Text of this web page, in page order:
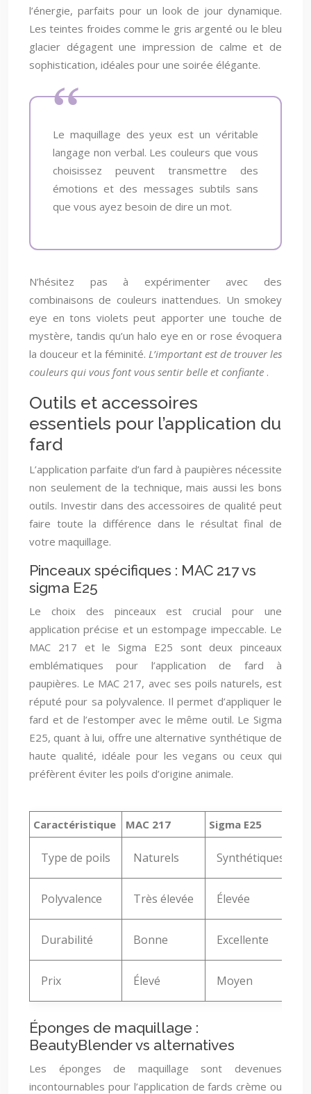
l’énergie, parfaits pour un look de jour dynamique.
Les teintes froides comme le gris argenté ou le bleu
glacier dégagent une impression de calme et de
sophistication, idéales pour une soirée élégante.
Le maquillage des yeux est un véritable
langage non verbal. Les couleurs que vous
choisissez peuvent transmettre des
émotions et des messages subtils sans
que vous ayez besoin de dire un mot.
N’hésitez pas à expérimenter avec des
combinaisons de couleurs inattendues. Un smokey
eye en tons violets peut apporter une touche de
mystère, tandis qu’un halo eye en or rose évoquera
la douceur et la féminité. L’important est de trouver les
couleurs qui vous font vous sentir belle et confiante .
Outils et accessoires
essentiels pour l’application du
fard
L’application parfaite d’un fard à paupières nécessite
non seulement de la technique, mais aussi les bons
outils. Investir dans des accessoires de qualité peut
faire toute la différence dans le résultat final de
votre maquillage.
Pinceaux spécifiques : MAC 217 vs
sigma E25
Le choix des pinceaux est crucial pour une
application précise et un estompage impeccable. Le
MAC 217 et le Sigma E25 sont deux pinceaux
emblématiques pour l’application de fard à
paupières. Le MAC 217, avec ses poils naturels, est
réputé pour sa polyvalence. Il permet d’appliquer le
fard et de l’estomper avec le même outil. Le Sigma
E25, quant à lui, offre une alternative synthétique de
haute qualité, idéale pour les vegans ou ceux qui
préfèrent éviter les poils d’origine animale.
Caractéristique MAC 217 Sigma E25
Type de poils Naturels Synthétiques
Polyvalence Très élevée Élevée
Durabilité Bonne Excellente
Prix Élevé Moyen
Éponges de maquillage :
BeautyBlender vs alternatives
Les éponges de maquillage sont devenues
incontournables pour l’application de fards crème ou